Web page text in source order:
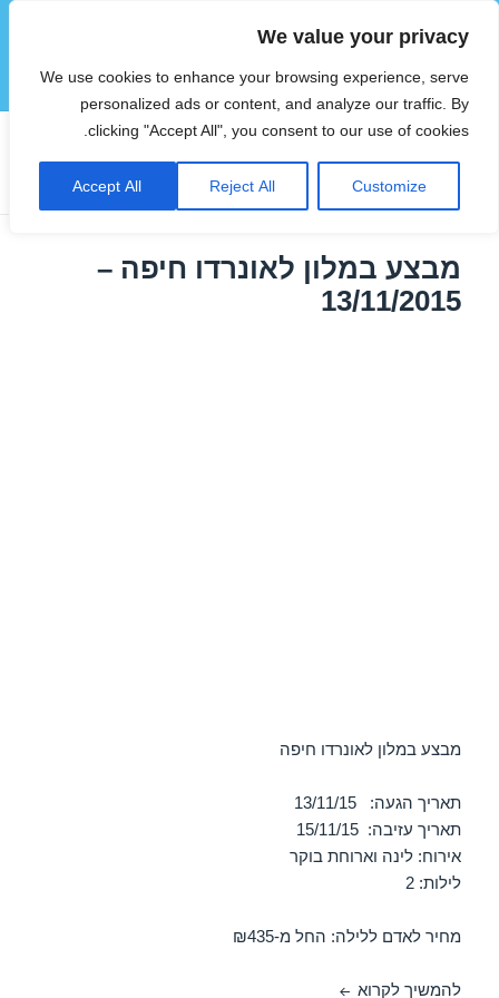
We value your privacy
We use cookies to enhance your browsing experience, serve
personalized ads or content, and analyze our traffic. By
clicking "Accept All", you consent to our use of cookies.
Customize
Reject All
Accept All
הוטצימר
תפריטים
ווידג'טים
תגית:מלונות זולים בחיפה
מבצע במלון לאונרדו חיפה –
13/11/2015
מבצע במלון לאונרדו חיפה
תאריך הגעה: 13/11/15
תאריך עזיבה: 15/11/15
אירוח: לינה וארוחת בוקר
לילות: 2
מחיר לאדם ללילה: החל מ-₪435
להמשיך לקרוא מבצע במלון לאונרדו חיפה – 13/11/2015